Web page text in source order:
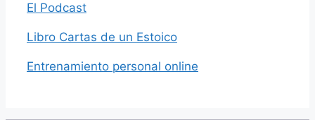
El Podcast
Libro Cartas de un Estoico
Entrenamiento personal online